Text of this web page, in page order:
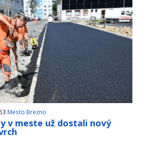
Mesto Brezno
v meste už dostali nový